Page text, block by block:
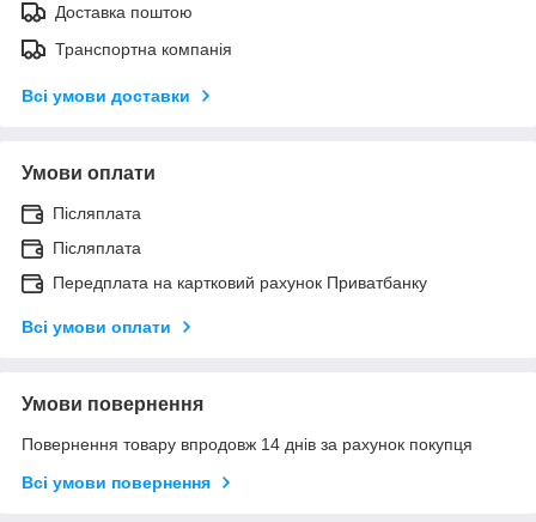
Доставка поштою
Транспортна компанія
Всі умови доставки
Умови оплати
Післяплата
Післяплата
Передплата на картковий рахунок Приватбанку
Всі умови оплати
Умови повернення
Повернення товару впродовж 14 днів за рахунок покупця
Всі умови повернення